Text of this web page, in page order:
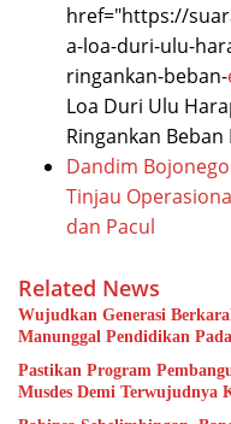
href="https://
a-loa-duri-ulu-
ringankan-beban-
Loa Duri Ulu
Ringankan
Dandim
Tinjau
dan Pacul
Related News
Wujudkan Generasi
Manunggal Pendidikan
Pastikan Program
Musdes Demi Terwujudnya